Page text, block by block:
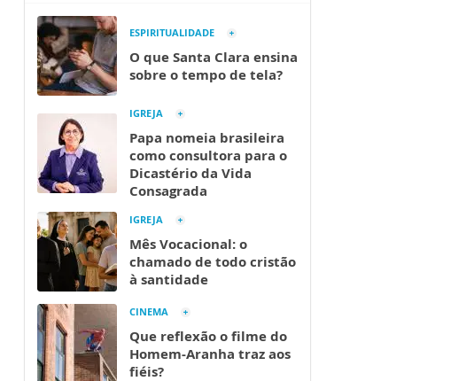
ESPIRITUALIDADE
O que Santa Clara ensina
sobre o tempo de tela?
IGREJA
Papa nomeia brasileira
como consultora para o
Dicastério da Vida
Consagrada
IGREJA
Mês Vocacional: o
chamado de todo cristão
à santidade
CINEMA
Que reflexão o filme do
Homem-Aranha traz aos
fiéis?